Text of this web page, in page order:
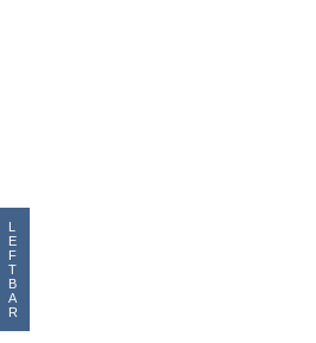
L
E
F
T
B
A
R